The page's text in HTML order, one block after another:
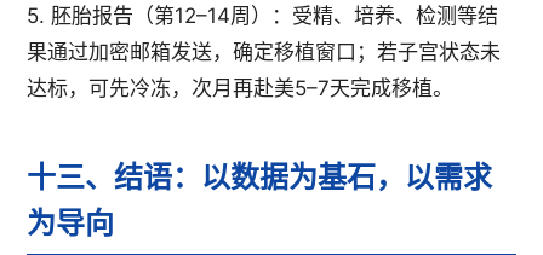
5. 胚胎报告（第12–14周）：受精、培养、检测等结
果通过加密邮箱发送，确定移植窗口；若子宫状态未
达标，可先冷冻，次月再赴美5–7天完成移植。
十三、结语：以数据为基石，以需求
为导向